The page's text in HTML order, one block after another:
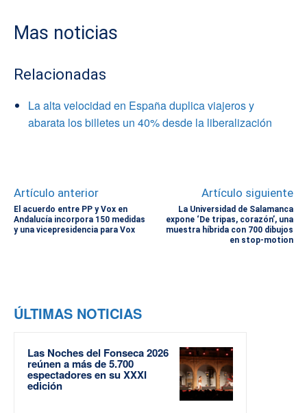
Mas noticias
Relacionadas
La alta velocidad en España duplica viajeros y
abarata los billetes un 40% desde la liberalización
Artículo anterior
El acuerdo entre PP y Vox en
Andalucía incorpora 150 medidas
y una vicepresidencia para Vox
Artículo siguiente
La Universidad de Salamanca
expone ‘De tripas, corazón’, una
muestra híbrida con 700 dibujos
en stop-motion
ÚLTIMAS NOTICIAS
Las Noches del Fonseca 2026
reúnen a más de 5.700
espectadores en su XXXI
edición